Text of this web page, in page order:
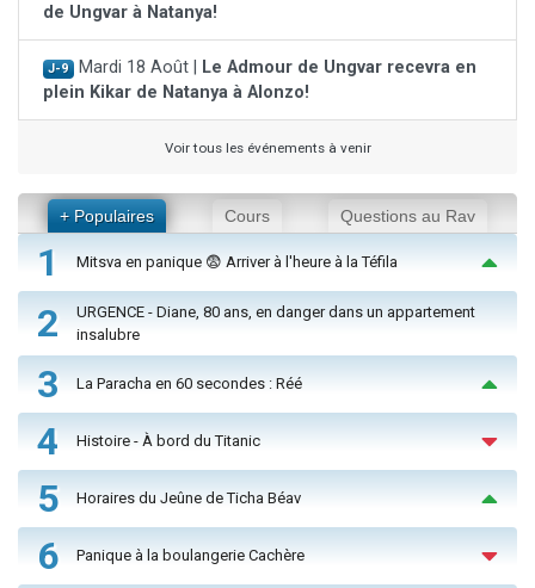
de Ungvar à Natanya!
J-9 Mardi 18 Août |
Le Admour de Ungvar recevra en
plein Kikar de Natanya à Alonzo!
Voir tous les événements à venir
+ Populaires Cours Questions au Rav
1 Mitsva en panique 😨 Arriver à l'heure à la Téfila
2
URGENCE - Diane, 80 ans, en danger dans un appartement
insalubre
3 La Paracha en 60 secondes : Réé
4 Histoire - À bord du Titanic
5 Horaires du Jeûne de Ticha Béav
6 Panique à la boulangerie Cachère